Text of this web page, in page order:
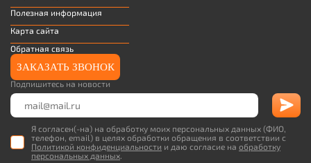
Подпишитесь на новости
Я согласен(-на) на обработку моих персональных данных (ФИО,
телефон, email) в целях обработки обращения в соответствии с
Политикой конфиденциальности и даю согласие на обработку
персональных данных
Полезная информация
Карта сайта
Обратная связь
ЗАКАЗАТЬ ЗВОНОК